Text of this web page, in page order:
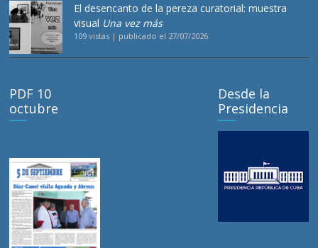
El desencanto de la pereza curatorial: muestra
visual Una vez más
109 vistas | publicado el 27/07/2026
PDF 10
octubre
Desde la
Presidencia